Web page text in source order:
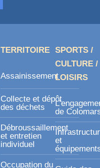
TERRITOIRE
Assainissement
Collecte et dépôt
des déchets
Débroussaillement
et entretien
individuel
Occupation du
SPORTS /
CULTURE /
LOISIRS
de
et